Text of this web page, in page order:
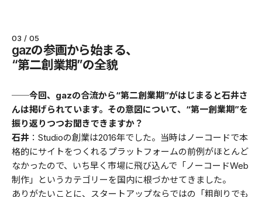
03 / 05
gazの参画から始まる、
“第二創業期”の全貌
──今回、gazの合流から“第二創業期”がはじまると石井さ
んは掲げられています。その意図について、“第一創業期”を
振り返りつつお聞きできますか？
石井 ：Studioの創業は2016年でした。当時はノーコードで本
格的にサイトをつくれるプラットフォームの前例がほとんど
なかったので、いち早く市場に飛び込んで「ノーコードWeb
制作」というカテゴリーを国内に根づかせてきました。
ありがたいことに、スタートアップならではの「粗削りでも